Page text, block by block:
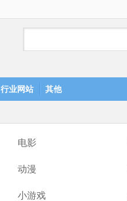
行业网站 其他
电影
动漫
小游戏